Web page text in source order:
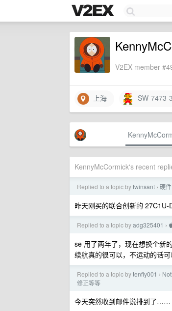
V2EX member
上海 SW-7473-
KennyMcCormick's recent
Replied to a topic bytwinsant › 硬件
昨天刚买的联合创新的
Replied to a topic byadg325401 ›
se 用了两年了，现在想换个新的
续航真的很可以，不运动的话
Replied to a topic bytenfly001 ›
修正等等
今天突然收到邮件说排到了……